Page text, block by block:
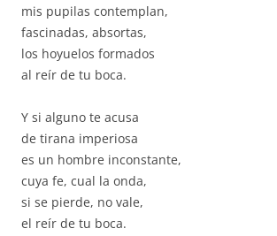
mis pupilas contemplan,
fascinadas, absortas,
los hoyuelos formados
al reír de tu boca.
Y si alguno te acusa
de tirana imperiosa
es un hombre inconstante,
cuya fe, cual la onda,
si se pierde, no vale,
el reír de tu boca.